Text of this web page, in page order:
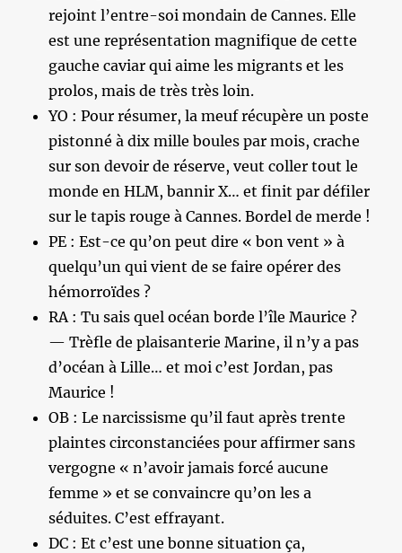
rejoint l’entre-soi mondain de Cannes. Elle
est une représentation magnifique de cette
gauche caviar qui aime les migrants et les
prolos, mais de très très loin.
YO : Pour résumer, la meuf récupère un poste
pistonné à dix mille boules par mois, crache
sur son devoir de réserve, veut coller tout le
monde en HLM, bannir X… et finit par défiler
sur le tapis rouge à Cannes. Bordel de merde !
PE : Est-ce qu’on peut dire « bon vent » à
quelqu’un qui vient de se faire opérer des
hémorroïdes ?
RA : Tu sais quel océan borde l’île Maurice ?
— Trèfle de plaisanterie Marine, il n’y a pas
d’océan à Lille… et moi c’est Jordan, pas
Maurice !
OB : Le narcissisme qu’il faut après trente
plaintes circonstanciées pour affirmer sans
vergogne « n’avoir jamais forcé aucune
femme » et se convaincre qu’on les a
séduites. C’est effrayant.
DC : Et c’est une bonne situation ça,